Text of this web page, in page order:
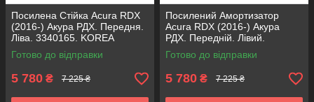
Посилена Стійка Acura RDX
(2016-) Акура РДХ. Передня.
Ліва. 3340165. KOREA
Аксусс!
Готово до відправки
5 780 ₴ 7 225 ₴
Посилений Амортизатор
Acura RDX (2016-) Акура
РДХ. Передній. Лівий.
3340165. KOREA Аксусс!
Готово до відправки
5 780 ₴ 7 225 ₴